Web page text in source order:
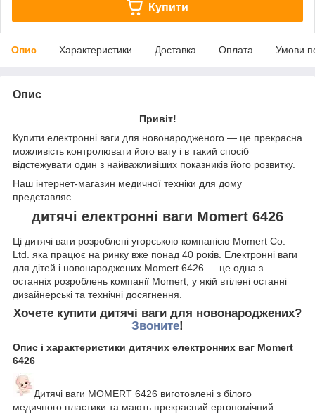
Купити
Опис Характеристики Доставка Оплата Умови
Опис
Привіт!
Купити електронні ваги для новонародженого — це прекрасна
можливість контролювати його вагу і в такий спосіб
відстежувати один з найважливіших показників його розвитку.
Наш інтернет-магазин медичної техніки для дому
представляє
дитячі електронні ваги Momert 6426
Ці дитячі ваги розроблені угорською компанією Momert Co.
Ltd. яка працює на ринку вже понад 40 років. Електронні ваги
для дітей і новонароджених Momert 6426 — це одна з
останніх розроблень компанії Momert, у якій втілені останні
дизайнерські та технічні досягнення.
Хочете купити дитячі ваги для новонароджених?
Звоните!
Опис і характеристики дитячих електронних ваг Momert
6426
Дитячі ваги MOMERT 6426 виготовлені з білого
медичного пластики та мають прекрасний ергономічний